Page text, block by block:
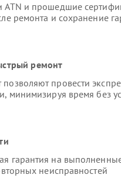
ATN и прошедшие
ремонта и сохранение
ремонт
провести
минимизируя время без
гарантия на
неисправностей